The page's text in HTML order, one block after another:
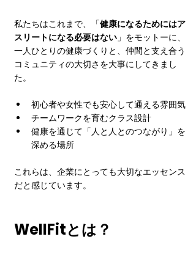
私たちはこれまで、「健康になるためにはア
スリートになる必要はない」をモットーに、
一人ひとりの健康づくりと、仲間と支え合う
コミュニティの大切さを大事にしてきまし
た。
初心者や女性でも安心して通える雰囲気
チームワークを育むクラス設計
健康を通じて「人と人とのつながり」を
深める場所
これらは、企業にとっても大切なエッセンス
だと感じています。
WellFitとは？